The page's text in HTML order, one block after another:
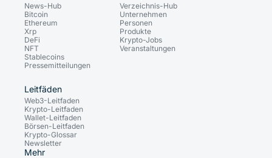
News-Hub
Bitcoin
Ethereum
Xrp
DeFi
NFT
Stablecoins
Pressemitteilungen
Verzeichnis-Hub
Unternehmen
Personen
Produkte
Krypto-Jobs
Veranstaltungen
Leitfäden
Web3-Leitfaden
Krypto-Leitfaden
Wallet-Leitfaden
Börsen-Leitfaden
Krypto-Glossar
Newsletter
Mehr